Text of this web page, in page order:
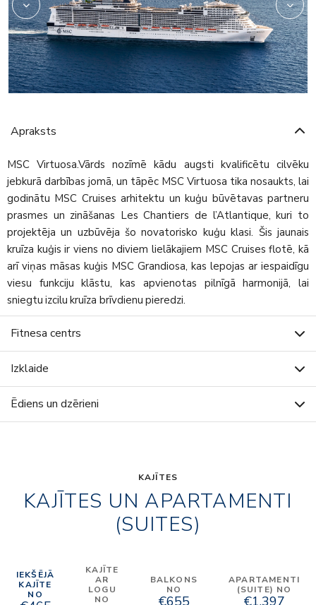
Apraksts
MSC Virtuosa.Vārds nozīmē kādu augsti kvalificētu cilvēku
jebkurā darbības jomā, un tāpēc MSC Virtuosa tika nosaukts, lai
godinātu MSC Cruises arhitektu un kuģu būvētavas partneru
prasmes un zināšanas Les Chantiers de l’Atlantique, kuri to
projektēja un uzbūvēja šo novatorisko kuģu klasi. Šis jaunais
kruīza kuģis ir viens no diviem lielākajiem MSC Cruises flotē, kā
arī viņas māsas kuģis MSC Grandiosa, kas lepojas ar iespaidīgu
viesu funkciju klāstu, kas apvienotas pilnīgā harmonijā, lai
sniegtu izcilu kruīza brīvdienu pieredzi.
Fitnesa centrs
Izklaide
Ēdiens un dzērieni
KAJĪTES
KAJĪTES UN APARTAMENTI
(SUITES)
IEKŠĒJĀ
KAJĪTE
NO
KAJĪTE
AR
LOGU
NO
BALKONS
NO
€655
APARTAMENTI
(SUITE) NO
€1,397